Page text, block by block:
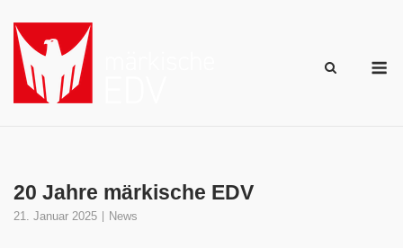
content
20 Jahre märkische EDV
21. Januar 2025 News